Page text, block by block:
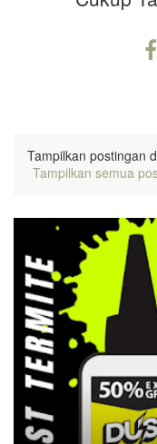
Tampilkan postingan
Tampilkan semua